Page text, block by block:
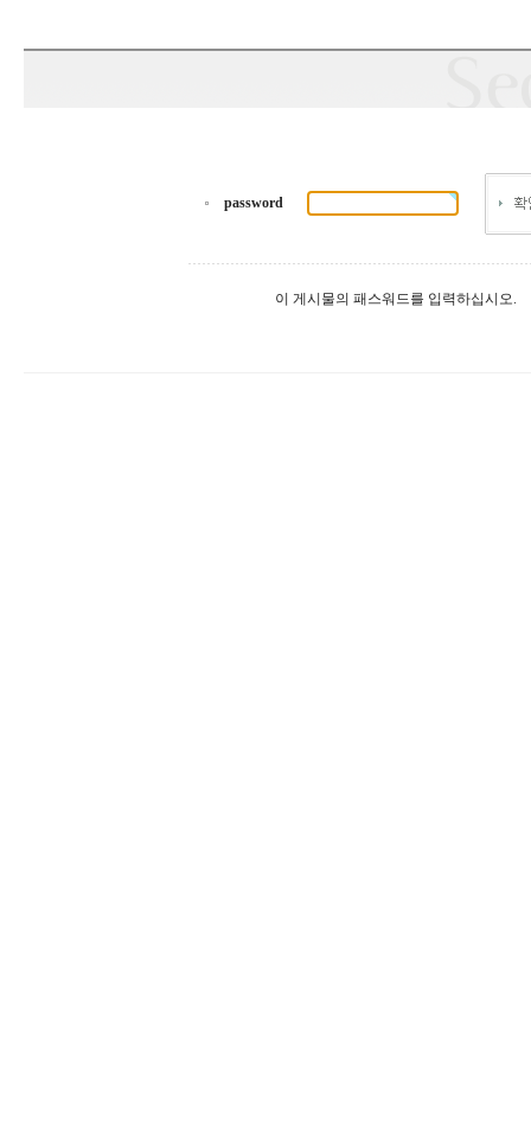
password
이 게시물의 패스워드를 입력하십시오.